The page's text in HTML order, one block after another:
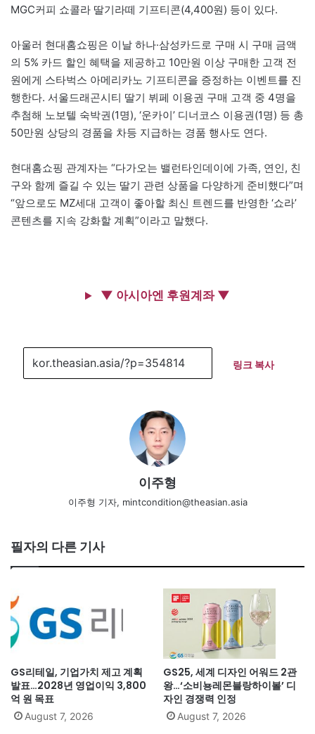
MGC커피 쇼콜라 딸기라떼 기프티콘(4,400원) 등이 있다.
아울러 현대홈쇼핑은 이날 하나·삼성카드로 구매 시 구매 금액
의 5% 카드 할인 혜택을 제공하고 10만원 이상 구매한 고객 전
원에게 스타벅스 아메리카노 기프티콘을 증정하는 이벤트를 진
행한다. 서울드래곤시티 딸기 뷔페 이용권 구매 고객 중 4명을
추첨해 노보텔 숙박권(1명), ‘운카이’ 디너코스 이용권(1명) 등 총
50만원 상당의 경품을 차등 지급하는 경품 행사도 연다.
현대홈쇼핑 관계자는 “다가오는 밸런타인데이에 가족, 연인, 친
구와 함께 즐길 수 있는 딸기 관련 상품을 다양하게 준비했다”며
“앞으로도 MZ세대 고객이 좋아할 최신 트렌드를 반영한 ‘쇼라’
콘텐츠를 지속 강화할 계획”이라고 말했다.
▼ 아시아엔 후원계좌 ▼
링크 복사
이주형
이주형 기자, mintcondition@theasian.asia
필자의 다른 기사
GS리테일, 기업가치 제고 계획
발표…2028년 영업이익 3,800
억 원 목표
August 7, 2026
GS25, 세계 디자인 어워드 2관
왕…‘소비뇽레몬블랑하이볼’ 디
자인 경쟁력 인정
August 7, 2026